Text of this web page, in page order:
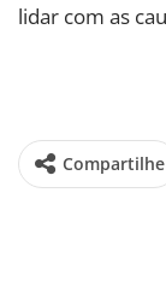
lidar com as
Compartilhe